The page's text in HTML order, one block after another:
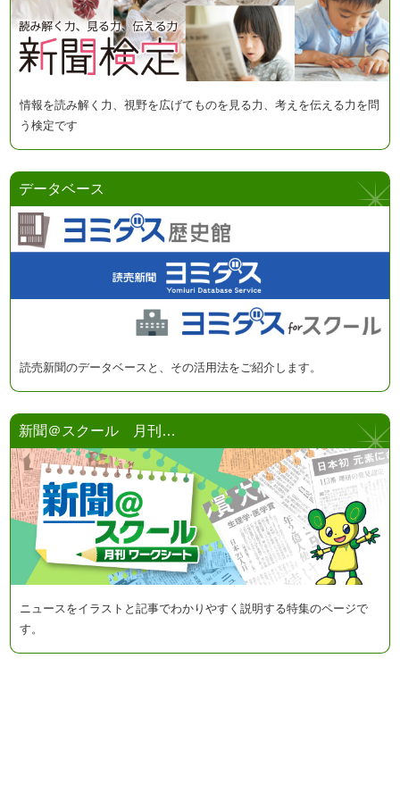
情報を読み解く力、視野を広げてものを見る力、考えを伝える力を問
う検定です
データベース
読売新聞のデータベースと、その活用法をご紹介します。
新聞＠スクール 月刊…
ニュースをイラストと記事でわかりやすく説明する特集のページで
す。